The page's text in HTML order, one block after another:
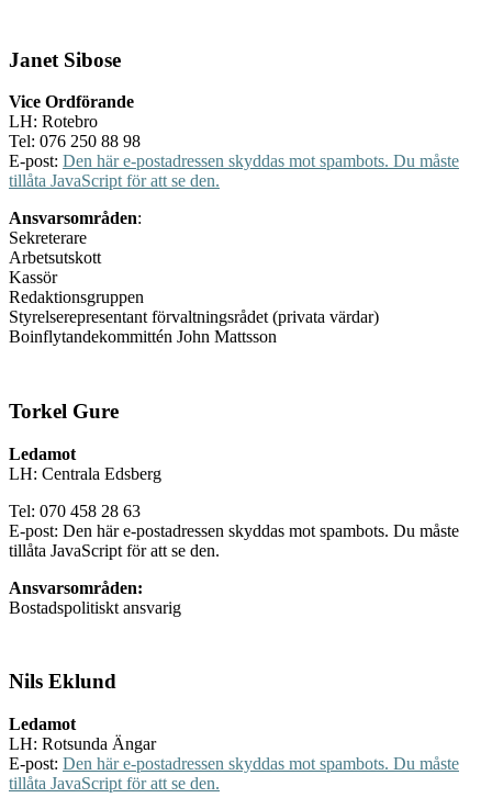
Janet Sibose
Vice Ordförande
LH: Rotebro
Tel: 076 250 88 98
E-post: Den här e-postadressen skyddas mot spambots. Du måste
tillåta JavaScript för att se den.
Ansvarsområden:
Sekreterare
Arbetsutskott
Kassör
Redaktionsgruppen
Styrelserepresentant förvaltningsrådet (privata värdar)
Boinflytandekommittén John Mattsson
Torkel Gure
Ledamot
LH: Centrala Edsberg
Tel: 070 458 28 63
E-post: Den här e-postadressen skyddas mot spambots. Du måste
tillåta JavaScript för att se den.
Ansvarsområden:
Bostadspolitiskt ansvarig
Nils Eklund
Ledamot
LH: Rotsunda Ängar
E-post: Den här e-postadressen skyddas mot spambots. Du måste
tillåta JavaScript för att se den.